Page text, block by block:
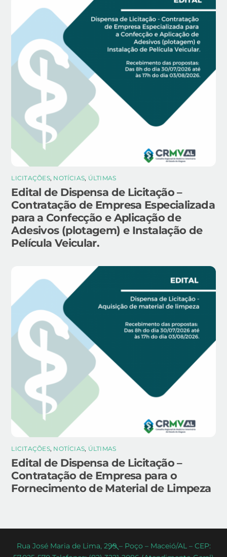
LICITAÇÕES, NOTÍCIAS, ÚLTIMAS
Edital de Dispensa de Licitação –
Contratação de Empresa Especializada
para a Confecção e Aplicação de
Adesivos (plotagem) e Instalação de
Película Veicular.
LICITAÇÕES, NOTÍCIAS, ÚLTIMAS
Edital de Dispensa de Licitação –
Contratação de Empresa para o
Fornecimento de Material de Limpeza
Back
Rua José Maria de Lima, 299 – Poço – Maceió/AL – CEP: